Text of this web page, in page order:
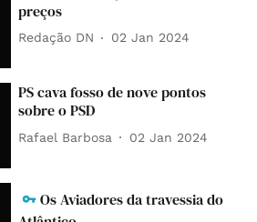
preços
Redação DN 02 Jan 2024
PS cava fosso de nove pontos
sobre o PSD
Rafael Barbosa 02 Jan 2024
Os Aviadores da travessia do